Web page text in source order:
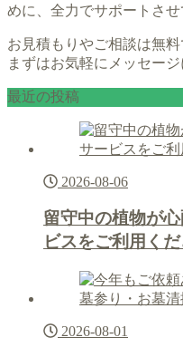
めに、全力でサポートさせ
お見積もりやご相談は無料
まずはお気軽にメッセー
最近の投稿
2026-08-06
留守中の植物が
ビスをご利用く
2026-08-01